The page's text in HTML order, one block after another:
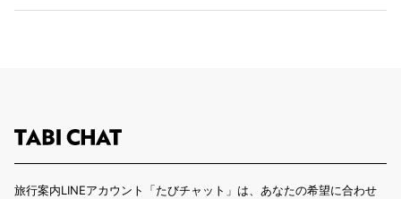
旅行案内LINEアカウント「たびチャット」は、あなたの希望に合わせ